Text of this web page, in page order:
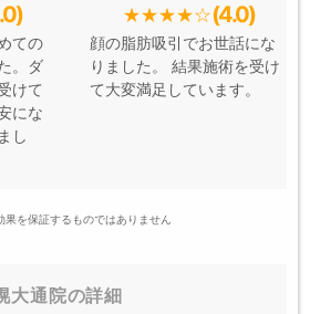
ての
。ダ
けて
にな
し
(4.0)
顔の脂肪吸引でお世話にな
りました。 結果施術を受け
て大変満足しています。
を保証するものではありません
大通院の詳細